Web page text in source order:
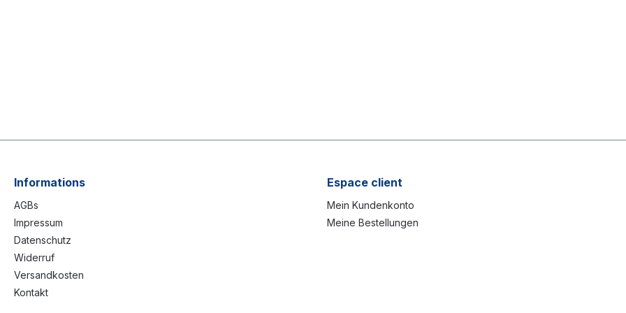
Informations
AGBs
Impressum
Datenschutz
Widerruf
Versandkosten
Kontakt
Espace client
Mein Kundenkonto
Meine Bestellungen